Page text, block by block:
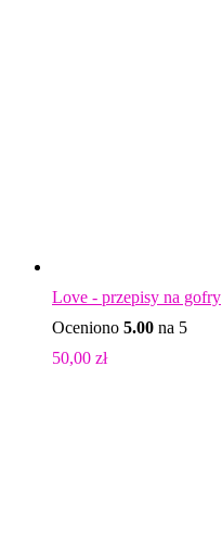
Love - przepisy na gofry
Oceniono 5.00 na 5
50,00 zł